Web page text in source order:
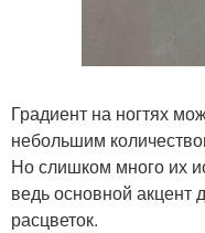
Градиент на ногтях
небольшим
Но слишком много их
ведь основной акцент
расцветок.